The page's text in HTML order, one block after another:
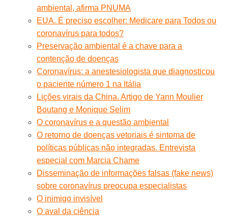
ambiental, afirma PNUMA
EUA. É preciso escolher: Medicare para Todos ou
coronavírus para todos?
Preservação ambiental é a chave para a
contenção de doenças
Coronavírus: a anestesiologista que diagnosticou
o paciente número 1 na Itália
Lições virais da China. Artigo de Yann Moulier
Boutang e Monique Selim
O coronavírus e a questão ambiental
O retorno de doenças vetoriais é sintoma de
políticas públicas não integradas. Entrevista
especial com Marcia Chame
Disseminação de informações falsas (fake news)
sobre coronavírus preocupa especialistas
O inimigo invisível
O aval da ciência